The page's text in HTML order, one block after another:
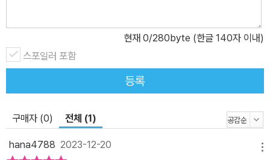
며 천천히, 부담 없이 한국사 공부를 시작해 보세요. 용어 소개와 뜻
설명만이 아닌, 확장 지식, 전날 배운 용어 퀴즈 등으로 알차게 구성되
어 있습니다. 한국사는 용어만 이해해도 절반은 익힌 셈이지요. ‘기원
전’, ‘기원후’가 무엇인지, ‘천도’와 ‘환도’는 무엇이고, 나아가 ‘태평성
대를 바라보는 시야는 그만큼 넓어지게 됩니다. 1년이라는 시간 동안
을 꼼꼼하게 읽는 효과도 누릴 수 있을 것입니다. 역사의 흐름이 보이
현재 0/280byte (한글 140자 이내)
스포일러 포함
등록
구매자 (0) 전체 (1)
hana4788 2023-12-20